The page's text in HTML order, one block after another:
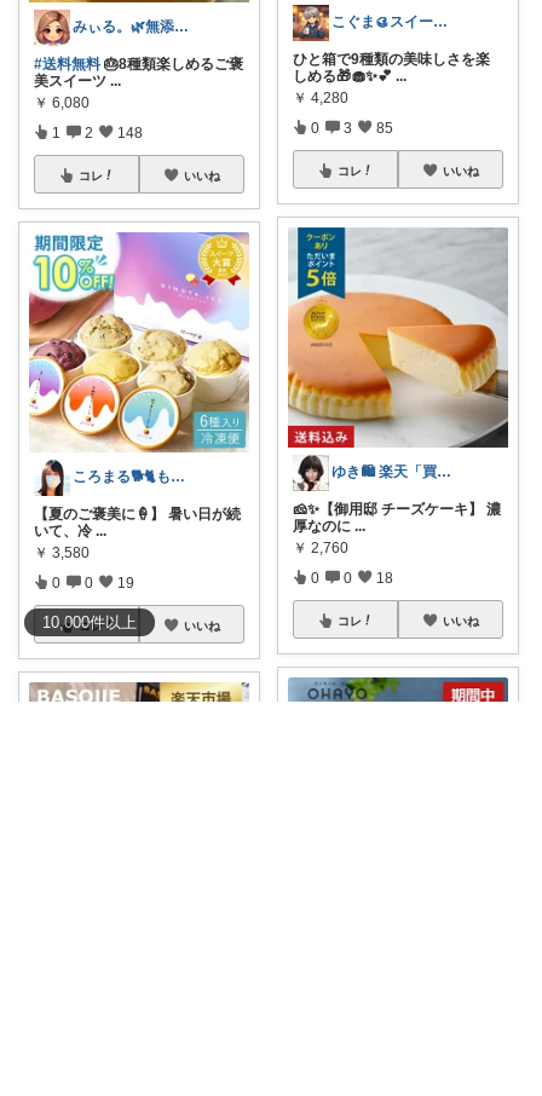
10,000件以上
みぃる。🌿無添加・自然派
#送料無料 🎂8種類楽しめるご褒
美スイーツ ...
￥ 6,080
1 2 148
コレ いいね
ころまる🐕🐈もふもふ愛好家💓
【夏のご褒美に🍦】 暑い日が続
いて、冷 ...
￥ 3,580
0 0 19
コレ いいね
こぐま🥮スイーツ大好き😍
ひと箱で9種類の美味しさを楽
しめる🎁🧁✨💕 ...
￥ 4,280
0 3 85
コレ いいね
ゆき🛍️ 楽天「買ってよかった」を厳選
🧀✨【御用邸 チーズケーキ】 濃
厚なのに ...
￥ 2,760
0 0 18
コレ いいね